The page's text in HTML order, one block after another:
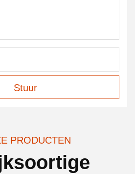
Stuur
PRODUCTEN